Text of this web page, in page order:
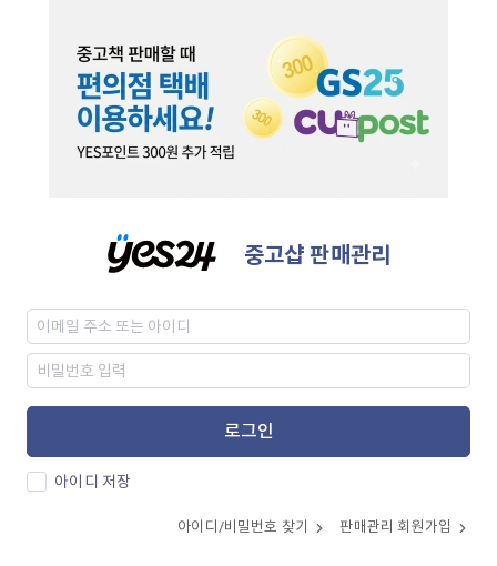
중고샵 판매관리
로그인
아이디 저장
아이디/비밀번호 찾기 판매관리 회원가입